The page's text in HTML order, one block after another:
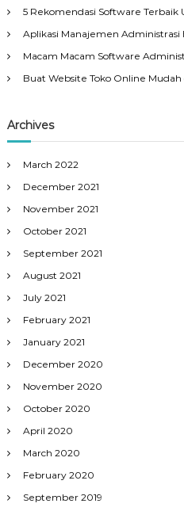
5 Rekomendasi Software Terbaik
Aplikasi Manajemen Administrasi
Macam Macam Software
Buat Website Toko Online
Archives
March 2022
December 2021
November 2021
October 2021
September 2021
August 2021
July 2021
February 2021
January 2021
December 2020
November 2020
October 2020
April 2020
March 2020
February 2020
September 2019